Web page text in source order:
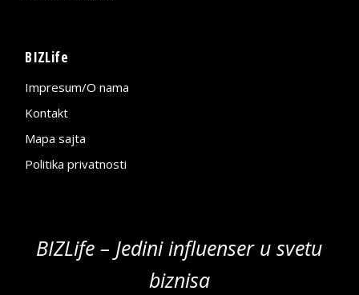
BIZLife
Impresum/O nama
Kontakt
Mapa sajta
Politika privatnosti
BIZLife – Jedini influenser u svetu
biznisa